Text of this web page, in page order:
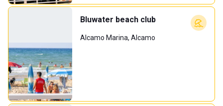
Bluwater beach club
Alcamo Marina, Alcamo